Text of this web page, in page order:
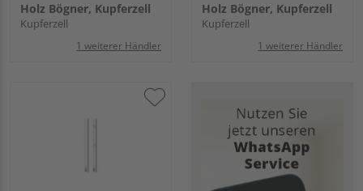
Holz Bögner, Kupferzell
Kupferzell
1 weiterer Händler
Holz Bögner, Kupferzell
Kupferzell
1 weiterer Händler